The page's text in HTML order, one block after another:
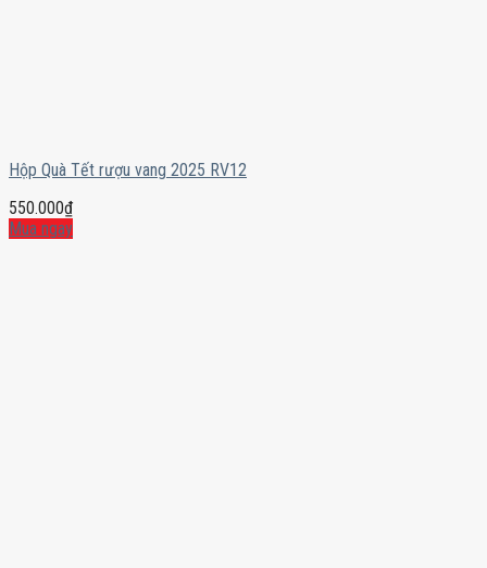
Hộp Quà Tết rượu vang 2025 RV12
550.000₫
Mua ngay